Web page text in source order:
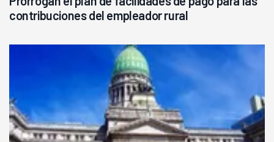
contribuciones del empleador rural